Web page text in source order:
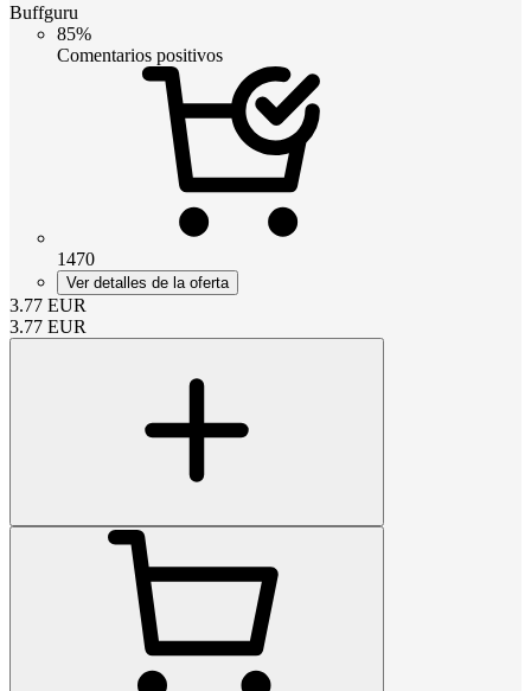
Buffguru
85%
Comentarios positivos
1470
Ver detalles de la oferta
3.77 EUR
3.77 EUR